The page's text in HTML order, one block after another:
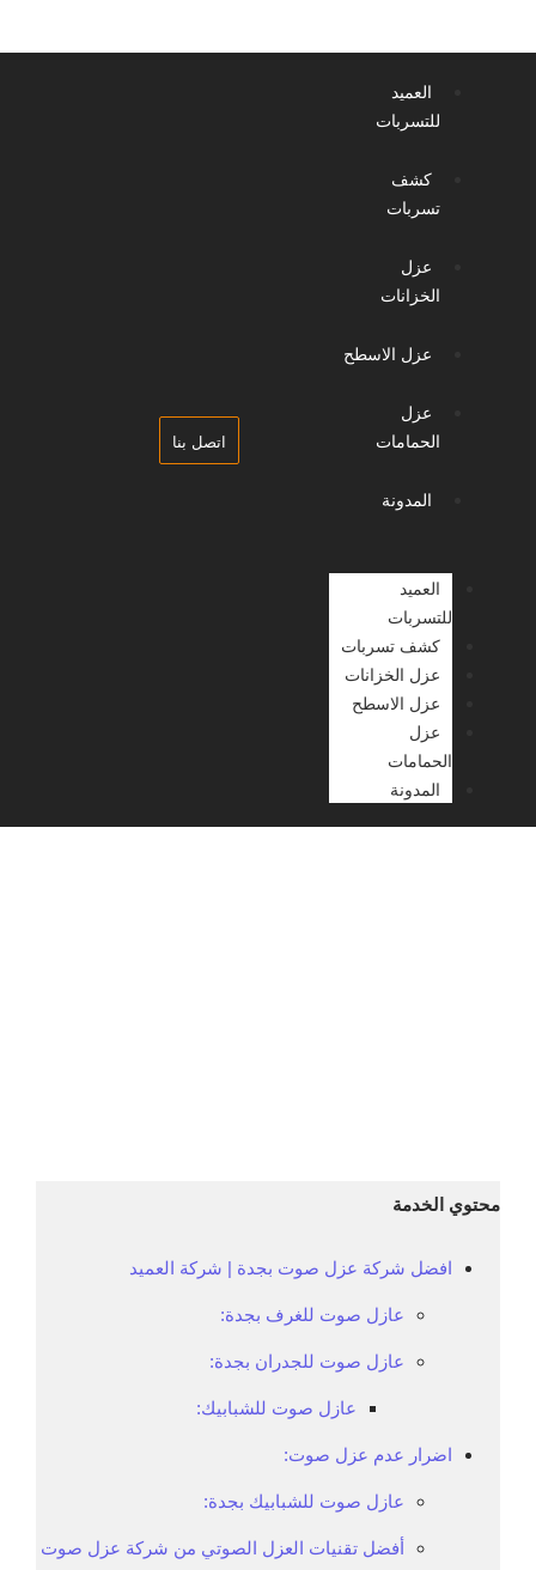
العميد
للتسربات
كشف
تسربات
عزل
الخزانات
عزل الاسطح
عزل
الحمامات
المدونة
العميد
للتسربات
كشف تسربات
عزل الخزانات
عزل الاسطح
عزل
الحمامات
المدونة
اتصل بنا
محتوي الخدمة
افضل شركة عزل صوت بجدة | شركة العميد
عازل صوت للغرف بجدة:
عازل صوت للجدران بجدة:
عازل صوت للشبابيك:
اضرار عدم عزل صوت:
عازل صوت للشبابيك بجدة:
أفضل تقنيات العزل الصوتي من شركة عزل صوت